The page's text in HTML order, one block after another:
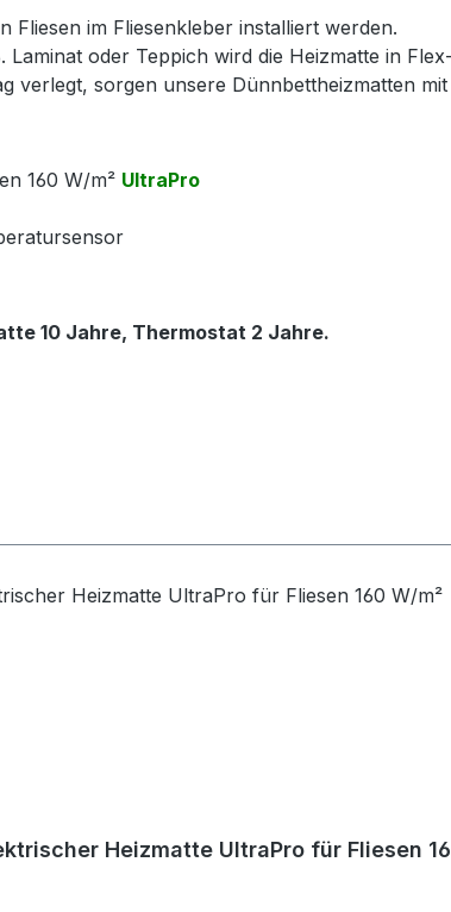
Fliesen im Fliesenkleber installiert werden.
Laminat oder Teppich wird die Heizmatte in
verlegt, sorgen unsere Dünnbettheizmatten
160 W/m² UltraPro
10 Jahre, Thermostat 2 Jahre.
Heizmatte UltraPro für Fliesen